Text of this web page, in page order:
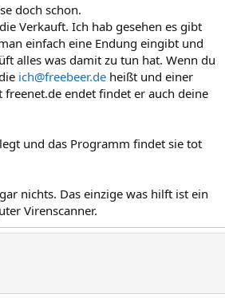
doch schon.
Verkauft. Ich hab gesehen es gibt
einfach eine Endung eingibt und
alles was damit zu tun hat. Wenn du
ich@freebeer.de heißt und einer
freenet.de endet findet er auch deine
und das Programm findet sie tot
nichts. Das einzige was hilft ist ein
Virenscanner.